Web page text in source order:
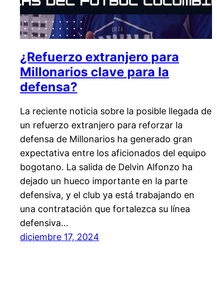
¿Refuerzo extranjero para
Millonarios clave para la
defensa?
La reciente noticia sobre la posible llegada de
un refuerzo extranjero para reforzar la
defensa de Millonarios ha generado gran
expectativa entre los aficionados del equipo
bogotano. La salida de Delvin Alfonzo ha
dejado un hueco importante en la parte
defensiva, y el club ya está trabajando en
una contratación que fortalezca su línea
defensiva…
diciembre 17, 2024